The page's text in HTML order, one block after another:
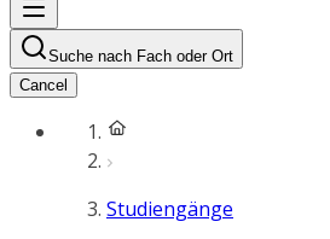
Suche nach Fach oder Ort
Cancel
Studiengänge